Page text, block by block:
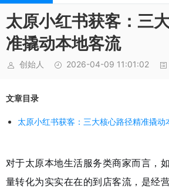
太原小红书获客：三
准撬动本地客流
创始人 2026-04-09 11:01:02
文章目录
太原小红书获客：三大核心路径精准撬动
对于太原本地生活服务类商家而言，
量转化为实实在在的到店客流，是经